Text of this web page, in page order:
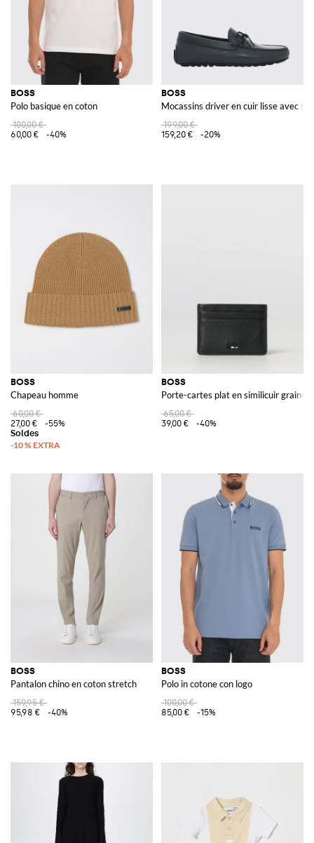
BOSS
Polo basique en coton
100,00 €
60,00 €
-40%
BOSS
Mocassins driver en cuir lisse avec
199,00 €
159,20 €
-20%
BOSS
Chapeau homme
60,00 €
27,00 €
-55%
BOSS
Porte-cartes plat en similicuir grainé
65,00 €
39,00 €
-40%
BOSS
Pantalon chino en coton stretch
159,95 €
95,98 €
-40%
BOSS
Polo in cotone con logo
100,00 €
85,00 €
-15%